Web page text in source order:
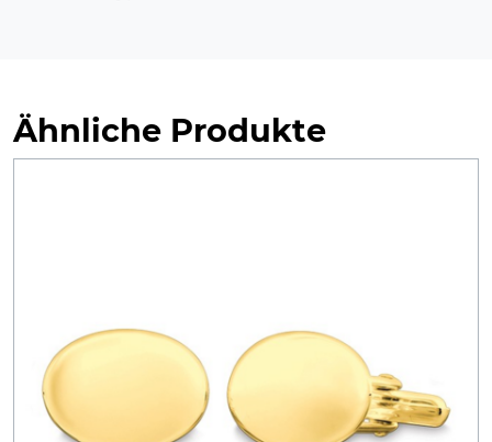
Ähnliche Produkte